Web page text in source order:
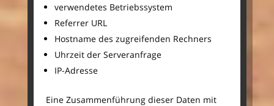
verwendetes Betriebssystem
Referrer URL
Hostname des zugreifenden Rechners
Uhrzeit der Serveranfrage
IP-Adresse
Eine Zusammenführung dieser Daten mit